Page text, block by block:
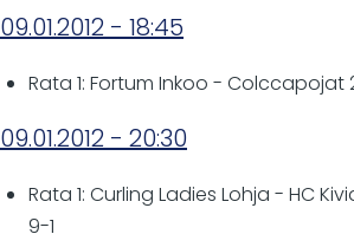
09.01.2012 - 18:45
Rata 1: Fortum Inkoo - Colccapojat
09.01.2012 - 20:30
Rata 1: Curling Ladies Lohja - HC
9-1